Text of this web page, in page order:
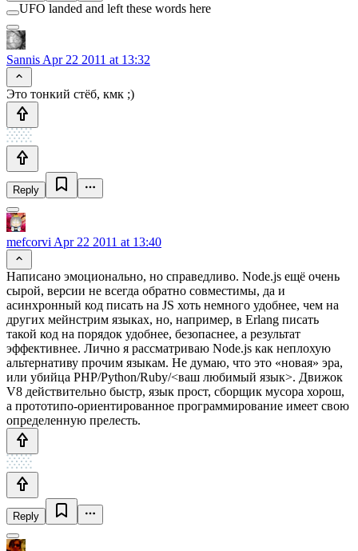
UFO landed and left these words here
Sannis Apr 22 2011 at 13:32
Это тонкий стёб, кмк ;)
Reply
mefcorvi Apr 22 2011 at 13:40
Написано эмоционально, но справедливо. Node.js ещё очень
сырой, версии не всегда обратно совместимы, да и
асинхронный код писать на JS хоть немного удобнее, чем на
других мейнстрим языках, но, например, в Erlang писать
такой код на порядок удобнее, безопаснее, а результат
эффективнее. Лично я рассматриваю Node.js как неплохую
альтернативу прочим языкам. Не думаю, что это «новая» эра,
или убийца PHP/Python/Ruby/<ваш любимый язык>. Движок
V8 действительно быстр, язык прост, сборщик мусора хорош,
а прототипо-ориентированное программирование имеет свою
определенную прелесть.
Reply